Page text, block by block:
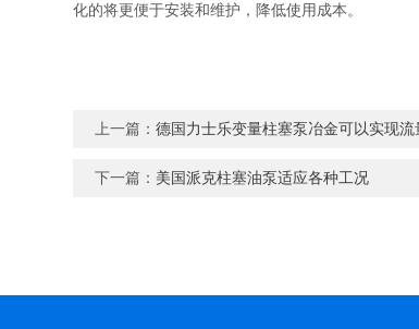
化的将更便于安装和维护，降低使用成本。
上一篇：德国力士乐变量柱塞泵冶金可以实现流
下一篇： 美国派克柱塞油泵适应各种工况